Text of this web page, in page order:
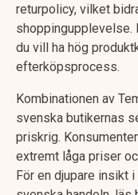
returpolicy, vilket
du vill ha hög
efterköpsprocess.
Kombinationen av
svenska butikernas
priskrig.
extremt låga priser
För en djupare insikt